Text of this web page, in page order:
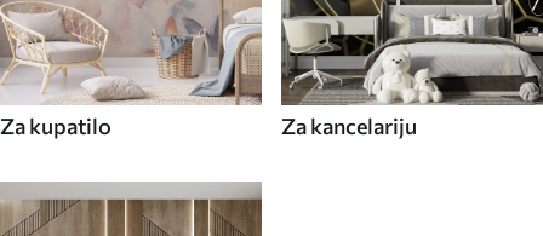
Za kupatilo Za kancelariju